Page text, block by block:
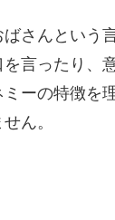
さんという
言ったり、
ミーの特徴を
ん。